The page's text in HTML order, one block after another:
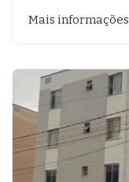
Mais informações